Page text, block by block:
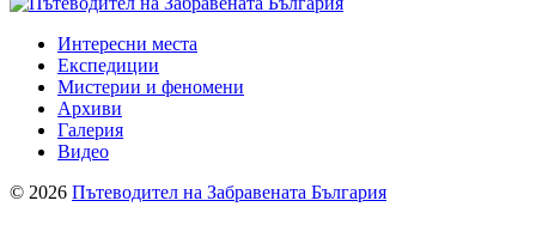
Интересни места
Експедиции
Мистерии и феномени
Архиви
Галерия
Видео
© 2026 Пътеводител на Забравената България